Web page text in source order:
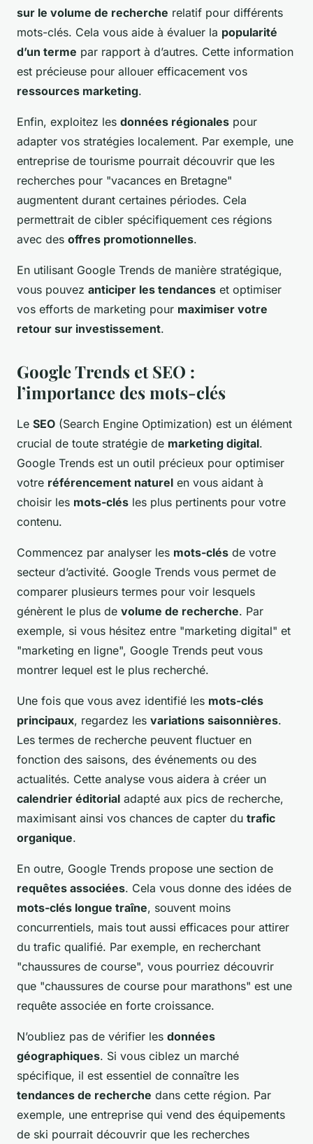
sur le volume de recherche relatif pour différents
mots-clés. Cela vous aide à évaluer la popularité
d’un terme par rapport à d’autres. Cette information
est précieuse pour allouer efficacement vos
ressources marketing.
Enfin, exploitez les données régionales pour
adapter vos stratégies localement. Par exemple, une
entreprise de tourisme pourrait découvrir que les
recherches pour "vacances en Bretagne"
augmentent durant certaines périodes. Cela
permettrait de cibler spécifiquement ces régions
avec des offres promotionnelles.
En utilisant Google Trends de manière stratégique,
vous pouvez anticiper les tendances et optimiser
vos efforts de marketing pour maximiser votre
retour sur investissement.
Google Trends et SEO :
l’importance des mots-clés
Le SEO (Search Engine Optimization) est un élément
crucial de toute stratégie de marketing digital.
Google Trends est un outil précieux pour optimiser
votre référencement naturel en vous aidant à
choisir les mots-clés les plus pertinents pour votre
contenu.
Commencez par analyser les mots-clés de votre
secteur d’activité. Google Trends vous permet de
comparer plusieurs termes pour voir lesquels
génèrent le plus de volume de recherche. Par
exemple, si vous hésitez entre "marketing digital" et
"marketing en ligne", Google Trends peut vous
montrer lequel est le plus recherché.
Une fois que vous avez identifié les mots-clés
principaux, regardez les variations saisonnières.
Les termes de recherche peuvent fluctuer en
fonction des saisons, des événements ou des
actualités. Cette analyse vous aidera à créer un
calendrier éditorial adapté aux pics de recherche,
maximisant ainsi vos chances de capter du trafic
organique.
En outre, Google Trends propose une section de
requêtes associées. Cela vous donne des idées de
mots-clés longue traîne, souvent moins
concurrentiels, mais tout aussi efficaces pour attirer
du trafic qualifié. Par exemple, en recherchant
"chaussures de course", vous pourriez découvrir
que "chaussures de course pour marathons" est une
requête associée en forte croissance.
N’oubliez pas de vérifier les données
géographiques. Si vous ciblez un marché
spécifique, il est essentiel de connaître les
tendances de recherche dans cette région. Par
exemple, une entreprise qui vend des équipements
de ski pourrait découvrir que les recherches